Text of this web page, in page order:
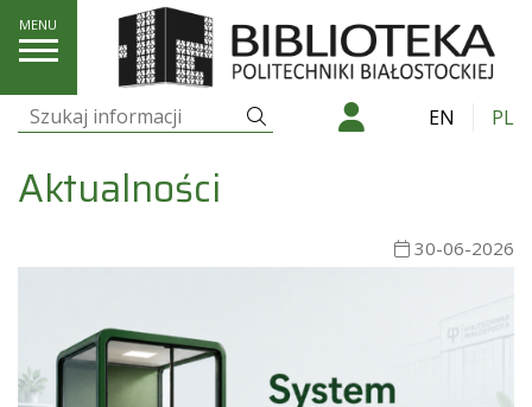
Szukaj: EN PL
Aktualności
Aktualności
30-06-2026